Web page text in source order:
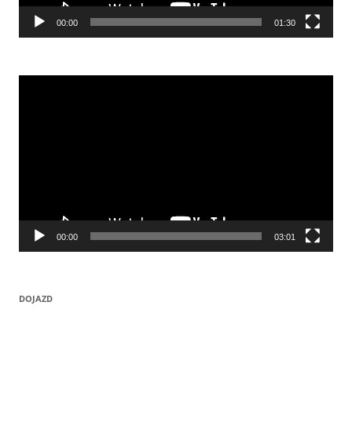
00:00 01:30
Odtwarzacz
00:00 03:01
DOJAZD